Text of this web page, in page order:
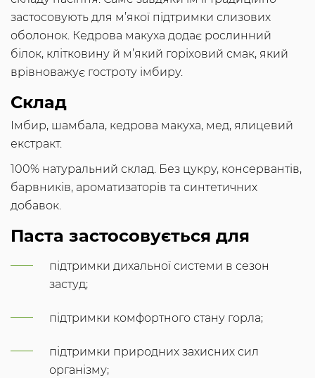
застосовують для м’якої підтримки слизових
оболонок. Кедрова макуха додає рослинний
білок, клітковину й м’який горіховий смак, який
врівноважує гостроту імбиру.
Склад
Імбир, шамбала, кедрова макуха, мед, ялицевий
екстракт.
100% натуральний склад. Без цукру, консервантів,
барвників, ароматизаторів та синтетичних
добавок.
Паста застосовується для
підтримки дихальної системи в сезон
застуд;
підтримки комфортного стану горла;
підтримки природних захисних сил
організму;